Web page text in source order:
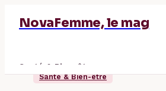
NovaFemme, le mag
Santé & Bien-être
Santé & Bien-être